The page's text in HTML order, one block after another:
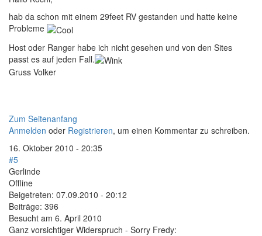
hab da schon mit einem 29feet RV gestanden und hatte keine
Probleme
Host oder Ranger habe ich nicht gesehen und von den Sites
passt es auf jeden Fall.
Gruss Volker
Zum Seitenanfang
Anmelden oder Registrieren, um einen Kommentar zu schreiben.
16. Oktober 2010 - 20:35
#5
Gerlinde
Offline
Beigetreten: 07.09.2010 - 20:12
Beiträge: 396
Besucht am 6. April 2010
Ganz vorsichtiger Widerspruch - Sorry Fredy: